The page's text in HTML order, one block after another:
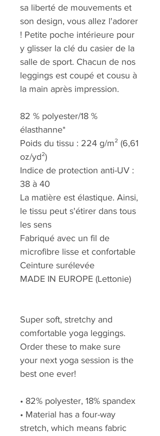
sa liberté de mouvements et
son design, vous allez l'adorer
! Petite poche intérieure pour
y glisser la clé du casier de la
salle de sport. Chacun de nos
leggings est coupé et cousu à
la main après impression.
82 % polyester/18 %
élasthanne*
Poids du tissu : 224 g/m² (6,61
oz/yd²)
Indice de protection anti-UV :
38 à 40
La matière est élastique. Ainsi,
le tissu peut s'étirer dans tous
les sens
Fabriqué avec un fil de
microfibre lisse et confortable
Ceinture surélevée
MADE IN EUROPE (Lettonie)
Super soft, stretchy and
comfortable yoga leggings.
Order these to make sure
your next yoga session is the
best one ever!
• 82% polyester, 18% spandex
• Material has a four-way
stretch, which means fabric